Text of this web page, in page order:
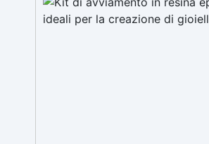
finitura protettiva antigraffio.
professionali: Sistema